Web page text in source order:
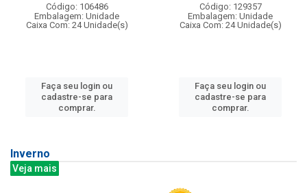
Código: 106486
Embalagem: Unidade
Caixa Com: 24 Unidade(s)
Faça seu login ou
cadastre-se para
comprar.
Código: 129357
Embalagem: Unidade
Caixa Com: 24 Unidade(s)
Faça seu login ou
cadastre-se para
comprar.
Inverno
Veja mais